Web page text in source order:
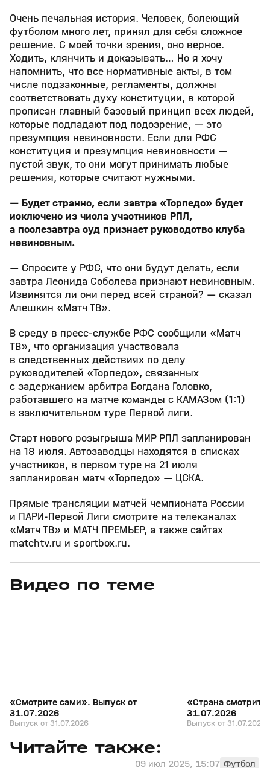
Очень печальная история. Человек, болеющий
футболом много лет, принял для себя сложное
решение. С моей точки зрения, оно верное.
Ходить, клянчить и доказывать… Но я хочу
напомнить, что все нормативные акты, в том
числе подзаконные, регламенты, должны
соответствовать духу конституции, в которой
прописан главный базовый принцип всех людей,
которые подпадают под подозрение, — это
презумпция невиновности. Если для РФС
конституция и презумпция невиновности —
пустой звук, то они могут принимать любые
решения, которые считают нужными.
— Будет странно, если завтра «Торпедо» будет
исключено из числа участников РПЛ,
а послезавтра суд признает руководство клуба
невиновным.
— Спросите у РФС, что они будут делать, если
завтра Леонида Соболева признают невиновным.
Извинятся ли они перед всей страной? — сказал
Алешкин «Матч ТВ».
В среду в пресс‑службе РФС сообщили «Матч
ТВ», что организация участвовала
в следственных действиях по делу
руководителей «Торпедо», связанных
с задержанием арбитра Богдана Головко,
работавшего на матче команды с КАМАЗом (1:1)
в заключительном туре Первой лиги.
Старт нового розыгрыша МИР РПЛ запланирован
на 18 июля. Автозаводцы находятся в списках
участников, в первом туре на 21 июля
запланирован матч «Торпедо» — ЦСКА.
Прямые трансляции матчей чемпионата России
и ПАРИ‑Первой Лиги смотрите на телеканалах
«Матч ТВ» и МАТЧ ПРЕМЬЕР, а также сайтах
matchtv.ru и sportbox.ru.
Видео по теме
31 июл, 17:10
«Смотрите сами». Выпуск от
31.07.2026
Выпуск от 31.07.2026
«Страна смотрит
31.07.2026
Выпуск от 31.07.2026
Читайте также:
09 июл 2025, 15:07 Футбол